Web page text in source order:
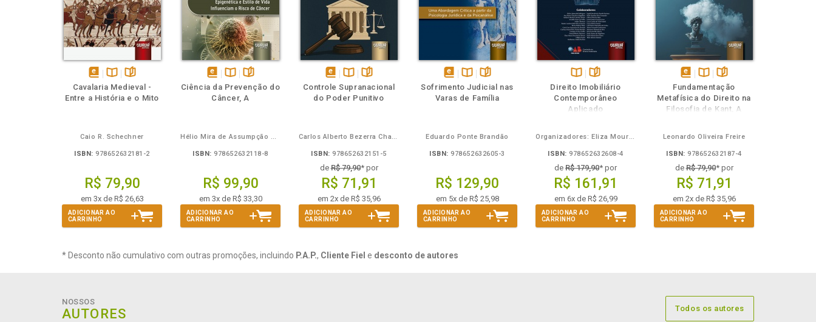
disponível
em
Disponível
na
páginas
Cavalaria Medieval -
Entre a História e o Mito
Caio R. Schechner
ISBN: 978652632181-2
R$ 79,90
em 3x de R$ 26,63
ADICIONAR AO
CARRINHO
disponível
em
Disponível
na
páginas
Ciência da Prevenção do
Câncer, A
Hélio Mira de Assumpção Junior
ISBN: 978652632118-8
R$ 99,90
em 3x de R$ 33,30
ADICIONAR AO
CARRINHO
disponível
em
Disponível
na
páginas
Controle Supranacional
do Poder Punitivo
Carlos Alberto Bezerra Chagas
ISBN: 978652632151-5
deR$ 79,90* por
R$ 71,91
em 2x de R$ 35,96
ADICIONAR AO
CARRINHO
Também
disponível
em
Disponível
na
páginas
Sofrimento Judicial nas
Varas de Família
Eduardo Ponte Brandão
ISBN: 978652632605-3
R$ 129,90
em 5x de R$ 25,98
ADICIONAR AO
CARRINHO
Disponível
na
B.V.
páginas
Direito Imobiliário
Contemporâneo
Aplicado
Organizadores: Eliza Moura Navarro de Novaes, Rafael de Oliveira Lage, Daniel Ribeiro Pettersen
ISBN: 978652632608-4
de R$ 179,90* por
R$ 161,91
em 6x de R$ 26,99
ADICIONAR AO
CARRINHO
Também
disponível
em
eBook
Disponível
na
B.V.
páginas
Fundamentação
Metafísica do Direito na
Filosofia de Kant, A
Leonardo Oliveira Freire
ISBN: 978652632187-4
deR$ 79,90* por
R$ 71,91
em 2x de R$ 35,96
ADICIONAR AO
CARRINHO
* Desconto não cumulativo com outras promoções, incluindo P.A.P., Cliente Fiel e desconto de autores
NOSSOS
AUTORES Todos os autores